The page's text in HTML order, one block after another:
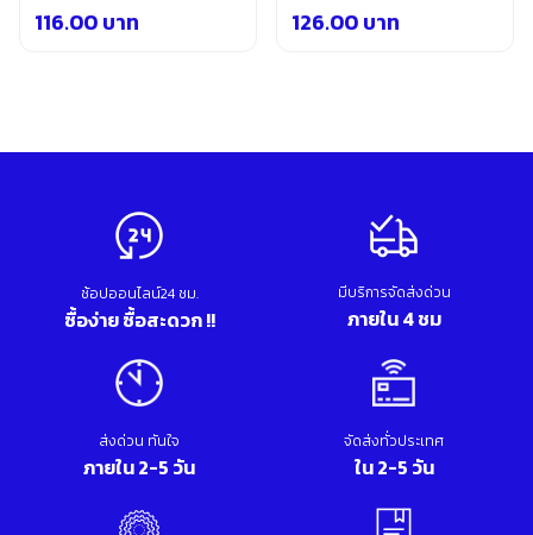
116.00บาท 126.00บาท
ช้อปออนไลน์24 ชม.
ซื้อง่าย ซื้อสะดวก !!
มีบริการจัดส่งด่วน
ภายใน 4 ชม
ส่งด่วน ทันใจ
ภายใน 2-5 วัน
จัดส่งทั่วประเทศ
ใน 2-5 วัน